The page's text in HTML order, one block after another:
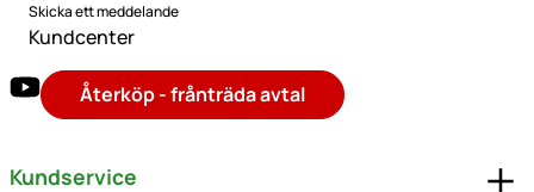
Skicka ett meddelande
Kundcenter
Återköp - frånträda avtal
Kundservice